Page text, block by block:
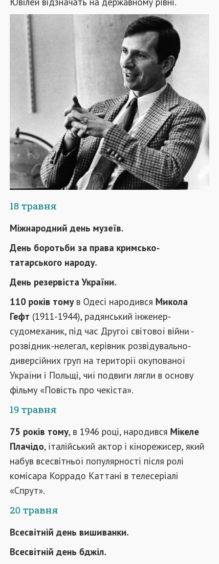
18 травня
Міжнародний день музеїв.
День боротьби за права кримсько-
татарського народу.
День резервіста України.
110 років томув Одесі народився Микола
Гефт (1911-1944), радянський інженер-
судомеханик, під час Другої світової війни -
розвідник-нелегал, керівник розвідувально-
диверсійних груп на території окупованої
України і Польщі, чиї подвиги лягли в основу
фільму «Повість про чекіста».
19 травня
75 років тому, в 1946 році, народився Мікеле
Плачідо, італійський актор і кінорежисер, який
набув всесвітньої популярності після ролі
комісара Коррадо Каттані в телесеріалі
«Спрут».
20 травня
Всесвітній день вишиванки.
Всесвітній день бджіл.